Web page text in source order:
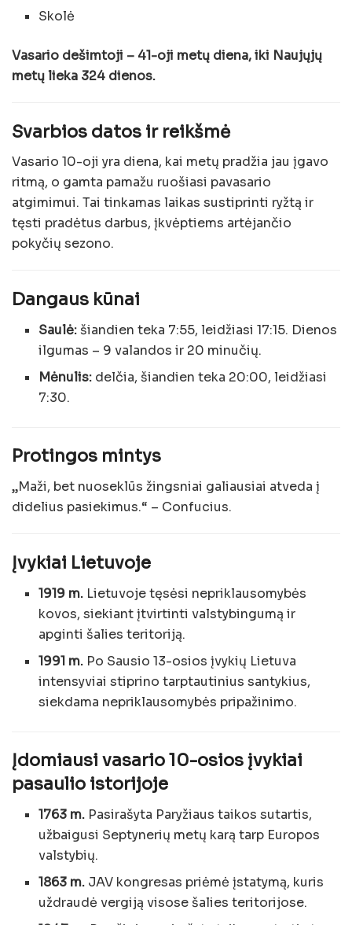
Skolė
Vasario dešimtoji – 41-oji metų diena, iki Naujųjų
metų lieka 324 dienos.
Svarbios datos ir reikšmė
Vasario 10-oji yra diena, kai metų pradžia jau įgavo
ritmą, o gamta pamažu ruošiasi pavasario
atgimimui. Tai tinkamas laikas sustiprinti ryžtą ir
tęsti pradėtus darbus, įkvėptiems artėjančio
pokyčių sezono.
Dangaus kūnai
Saulė: šiandien teka 7:55, leidžiasi 17:15. Dienos
ilgumas – 9 valandos ir 20 minučių.
Mėnulis: delčia, šiandien teka 20:00, leidžiasi
7:30.
Protingos mintys
„Maži, bet nuoseklūs žingsniai galiausiai atveda į
didelius pasiekimus.“ – Confucius.
Įvykiai Lietuvoje
1919 m. Lietuvoje tęsėsi nepriklausomybės
kovos, siekiant įtvirtinti valstybingumą ir
apginti šalies teritoriją.
1991 m. Po Sausio 13-osios įvykių Lietuva
intensyviai stiprino tarptautinius santykius,
siekdama nepriklausomybės pripažinimo.
Įdomiausi vasario 10-osios įvykiai
pasaulio istorijoje
1763 m. Pasirašyta Paryžiaus taikos sutartis,
užbaigusi Septynerių metų karą tarp Europos
valstybių.
1863 m. JAV kongresas priėmė įstatymą, kuris
uždraudė vergiją visose šalies teritorijose.